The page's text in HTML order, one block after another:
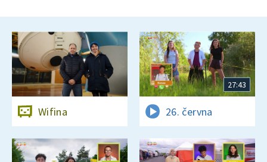
Wifina
27:43
26. června